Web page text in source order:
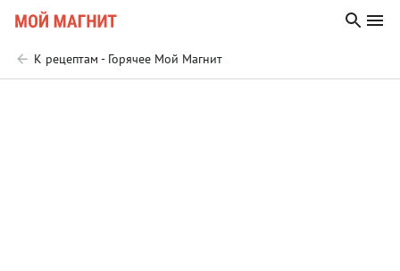
К рецептам - Горячее Мой Магнит